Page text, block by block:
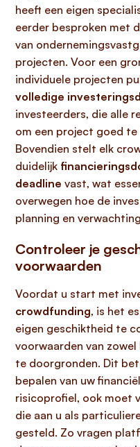
heeft een eigen
eerder besproken met
van
projecten. Voor een
individuele projecten
volledige
investeerders, die alle
om een project goed te
Bovendien stelt elk
duidelijk
deadline vast, wat
overwegen hoe de
planning en
Controleer je
voorwaarden
Voordat u start met
crowdfunding, is het
eigen geschiktheid te
voorwaarden van
te doorgronden. Dit
bepalen van uw
risicoprofiel, ook moet
die aan u als
gesteld. Zo vragen